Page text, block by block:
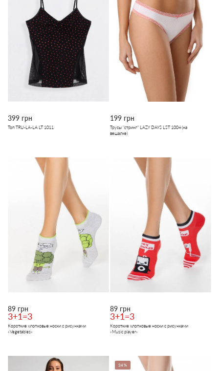
399 грн
Топ TRU-LA-LA LT 1011
199 грн
Трусы "стринг" LAZY DAYS LST 1004 (на
вешалке)
89 грн
3+1=3
Короткие хлопковые носки с рисунками
«Vegetables»
89 грн
3+1=3
Короткие хлопковые носки с рисунками
«Music player»
34%